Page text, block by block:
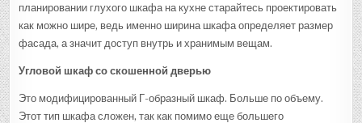
планировании глухого шкафа на кухне старайтесь проектировать
как можно шире, ведь именно ширина шкафа определяет размер
фасада, а значит доступ внутрь и хранимым вещам.
Угловой шкаф со скошенной дверью
Это модифицированный Г-образный шкаф. Больше по объему.
Этот тип шкафа сложен, так как помимо еще большего